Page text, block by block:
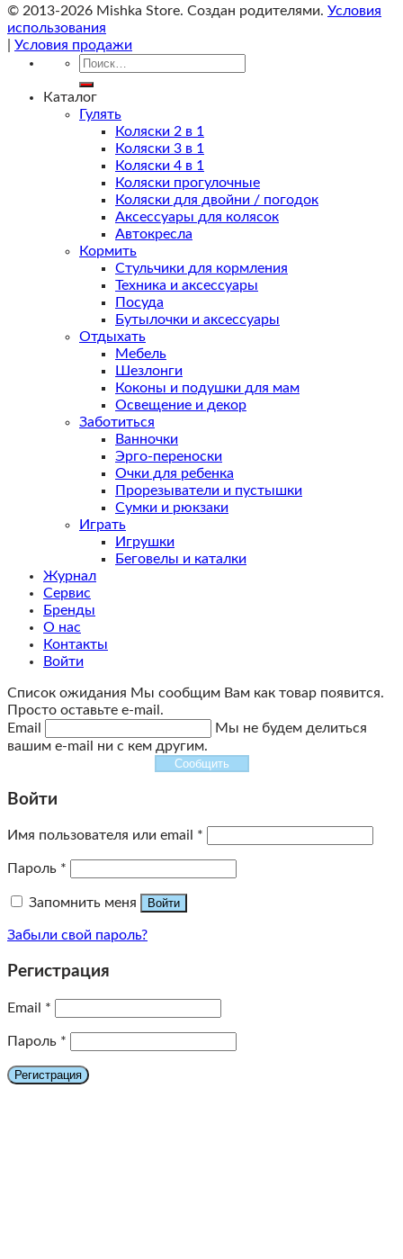
© 2013-2026 Mishka Store. Cоздан родителями. Условия
использования
Условия продажи
Искать:
Каталог
Гулять
Коляски 2 в 1
Коляски 3 в 1
Коляски 4 в 1
Коляски прогулочные
Коляски для двойни / погодок
Аксессуары для колясок
Автокресла
Кормить
Стульчики для кормления
Техника и аксессуары
Посуда
Бутылочки и аксессуары
Отдыхать
Мебель
Шезлонги
Коконы и подушки для мам
Освещение и декор
Заботиться
Ванночки
Эрго-переноски
Очки для ребенка
Прорезыватели и пустышки
Сумки и рюкзаки
Играть
Игрушки
Беговелы и каталки
Журнал
Сервис
Бренды
О нас
Контакты
Войти
Список ожидания Мы сообщим Вам как товар появится.
Просто оставьте e-mail.
Email
Мы не будем делиться
вашим e-mail ни с кем другим.
Сообщить
Войти
Имя пользователя или email *
Пароль *
Запомнить меня Войти
Забыли свой пароль?
Регистрация
Email *
Пароль *
Регистрация